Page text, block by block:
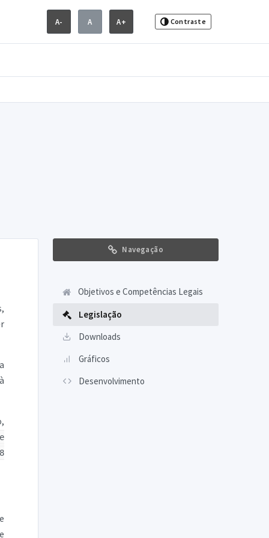
A- A A+ Contraste
Navegação
Objetivos e Competências Legais
Legislação
Downloads
Gráficos
Desenvolvimento